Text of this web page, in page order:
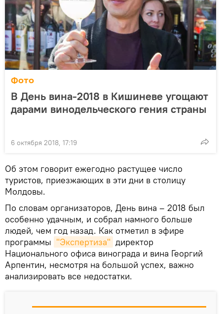
Фото
В День вина-2018 в Кишиневе угощают
дарами винодельческого гения страны
6 октября 2018, 17:19
Об этом говорит ежегодно растущее число
туристов, приезжающих в эти дни в столицу
Молдовы.
По словам организаторов, День вина – 2018 был
особенно удачным, и собрал намного больше
людей, чем год назад. Как отметил в эфире
программы "Экспертиза" директор
Национального офиса винограда и вина Георгий
Арпентин, несмотря на большой успех, важно
анализировать все недостатки.